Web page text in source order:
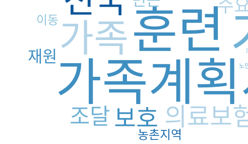
가족계
훈련
가족
의료보
보호
조달
재원
이동
농촌지역
노